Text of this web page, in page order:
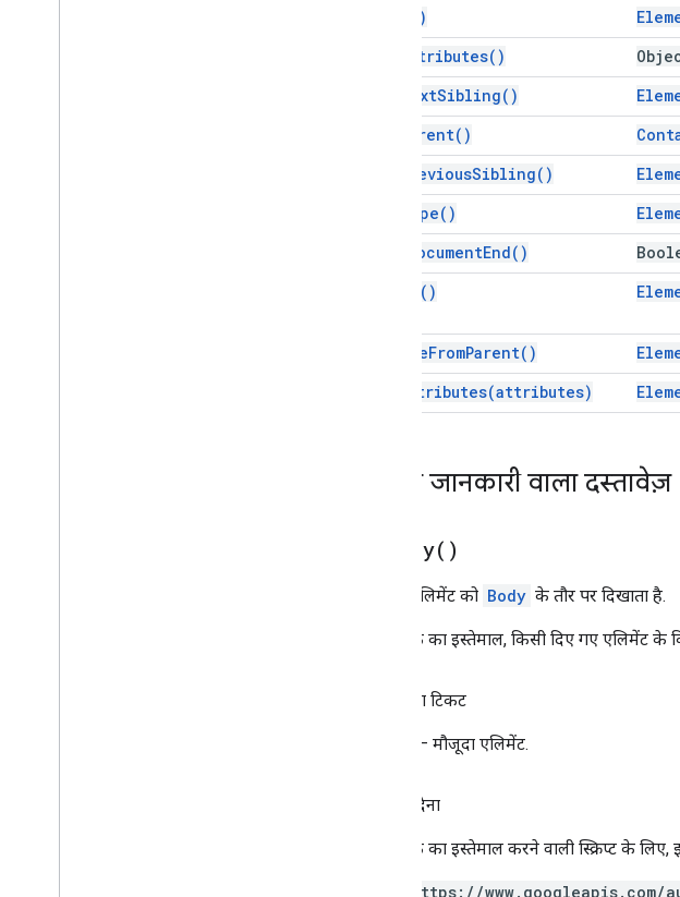
)
Attributes( )
NextSibling( )
Parent( )
PreviousSibling( )
Type( )
DocumentEnd( )
merge( )
removeFromParent( )
Attributes(attributes)
ज़्यादा जानकारी वाला दस्तावेज़
Body( )
मौजूदा एलिमेंट को Body के तौर पर दिखाता है.
इस तरीके का इस्तेमाल, किसी दिए गए एलिमेंट
वापसी का टिकट
— मौजूदा एलिमेंट.
अनुमति देना
इस तरीके का इस्तेमाल करने वाली स्क्रिप्ट के
https://www.googleapis.com/